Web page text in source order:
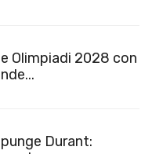
Olimpiadi 2028 con
Durant: